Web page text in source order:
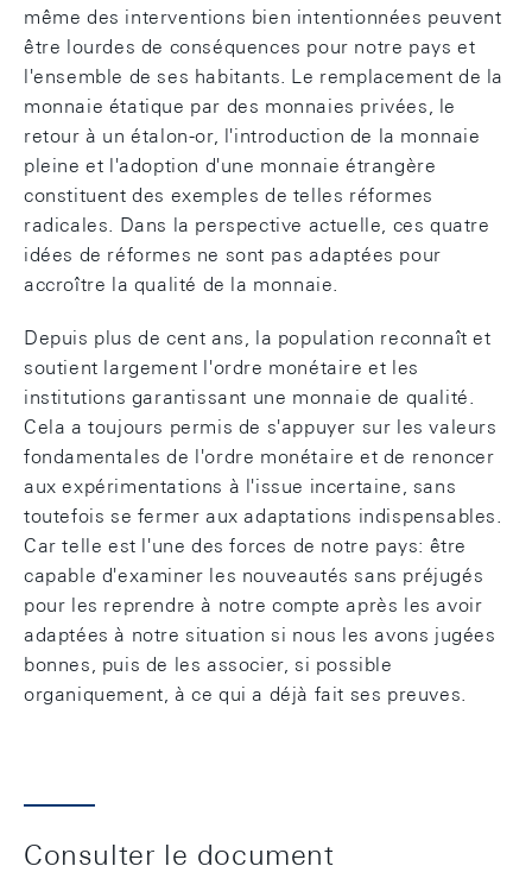
même des interventions bien intentionnées peuvent
être lourdes de conséquences pour notre pays et
l'ensemble de ses habitants. Le remplacement de la
monnaie étatique par des monnaies privées, le
retour à un étalon-or, l'introduction de la monnaie
pleine et l'adoption d'une monnaie étrangère
constituent des exemples de telles réformes
radicales. Dans la perspective actuelle, ces quatre
idées de réformes ne sont pas adaptées pour
accroître la qualité de la monnaie.
Depuis plus de cent ans, la population reconnaît et
soutient largement l'ordre monétaire et les
institutions garantissant une monnaie de qualité.
Cela a toujours permis de s'appuyer sur les valeurs
fondamentales de l'ordre monétaire et de renoncer
aux expérimentations à l'issue incertaine, sans
toutefois se fermer aux adaptations indispensables.
Car telle est l'une des forces de notre pays: être
capable d'examiner les nouveautés sans préjugés
pour les reprendre à notre compte après les avoir
adaptées à notre situation si nous les avons jugées
bonnes, puis de les associer, si possible
organiquement, à ce qui a déjà fait ses preuves.
Consulter le document